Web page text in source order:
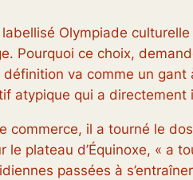
Olympiade culturelle
Pourquoi ce choix,
va comme un gant
atypique qui a directement
commerce, il a tourné le
plateau d’Équinoxe, « a
passées à